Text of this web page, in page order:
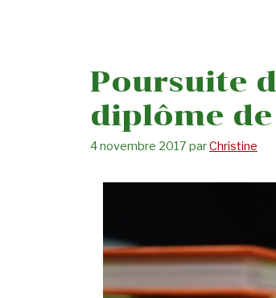
Poursuite
diplôme
4 novembre 2017 parChristine